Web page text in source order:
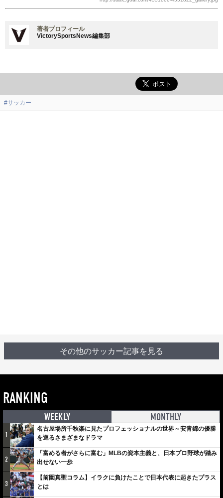
著者プロフィール
VictorySportsNews編集部
#サッカー
その他のサッカー記事を見る
RANKING
WEEKLY MONTHLY
1
名古屋場所千秋楽に見たプロフェッショナルの世界～安青錦の優勝
を巡るさまざまなドラマ
2
「富める者がさらに富む」MLBの資本主義と、日本プロ野球が踏み
出せない一歩
3
【前園真聖コラム】イラクに負けたことで日本代表に起きたプラス
とは